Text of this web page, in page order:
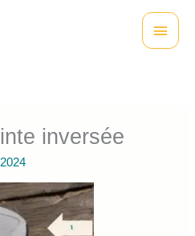
Menu
inversée